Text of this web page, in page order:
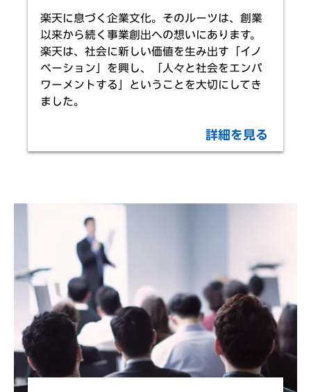
楽天に息づく企業文化。そのルーツは、創業
以来から続く事業創出への想いにあります。
楽天は、社会に新しい価値を生み出す「イノ
ベーション」を興し、「人々と社会をエンパ
ワーメントする」ということを大切にしてき
ました。
詳細を見る